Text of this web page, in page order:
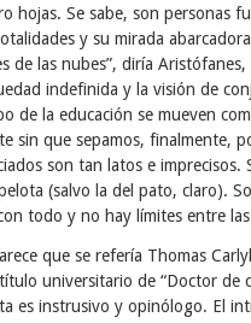
hojas. Se sabe, son personas
y su mirada
de las nubes”, diría
indefinida y la visión de
de la educación se mueven
sin que sepamos, finalmente,
son tan latos e imprecisos.
(salvo la del pato, claro).
todo y no hay límites entre
que se refería Thomas
universitario de “Doctor de
es instrusivo y opinólogo. El